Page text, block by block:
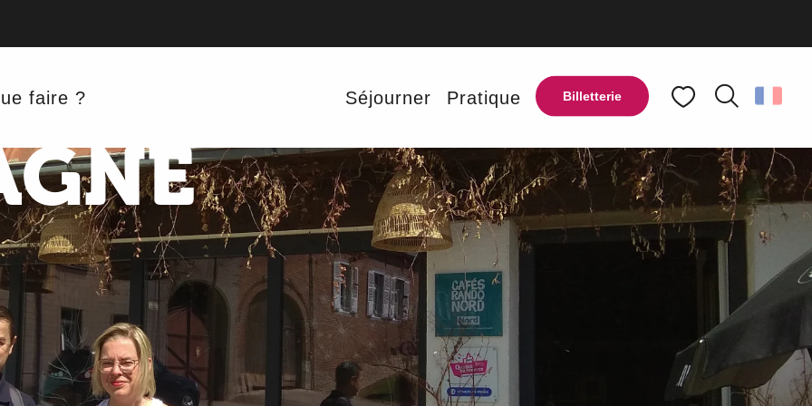
Billetterie
faire ? Séjourner Pratique
GOURMANDES À